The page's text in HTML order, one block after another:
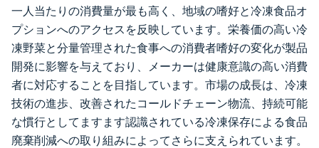
一人当たりの消費量が最も高く、地域の嗜好と冷凍食品オ
プションへのアクセスを反映しています。栄養価の高い冷
凍野菜と分量管理された食事への消費者嗜好の変化が製品
開発に影響を与えており、メーカーは健康意識の高い消費
者に対応することを目指しています。市場の成長は、冷凍
技術の進歩、改善されたコールドチェーン物流、持続可能
な慣行としてますます認識されている冷凍保存による食品
廃棄削減への取り組みによってさらに支えられています。